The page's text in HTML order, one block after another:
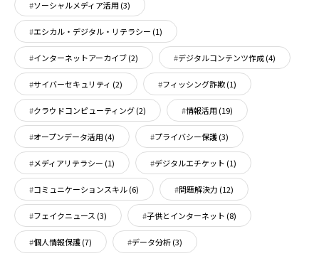
ソーシャルメディア活用 (3)
エシカル・デジタル・リテラシー (1)
インターネットアーカイブ(2) デジタルコンテンツ作成(4)
サイバーセキュリティ (2) フィッシング詐欺(1)
クラウドコンピューティング(2) 情報活用 (19)
オープンデータ活用 (4) プライバシー保護(3)
メディアリテラシー (1) デジタルエチケット (1)
コミュニケーションスキル(6) 問題解決力 (12)
フェイクニュース (3) 子供とインターネット (8)
個人情報保護(7) データ分析(3)